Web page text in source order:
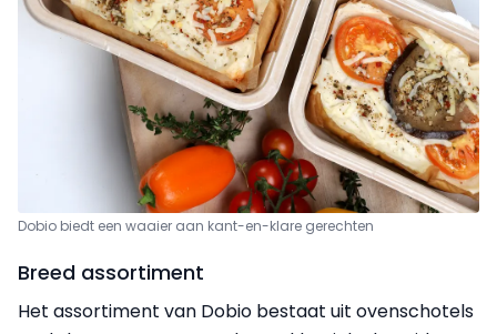
Dobio biedt een waaier aan kant-en-klare gerechten
Breed assortiment
Het assortiment van Dobio bestaat uit ovenschotels